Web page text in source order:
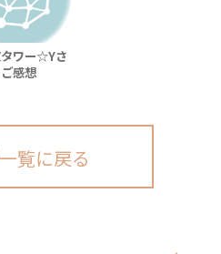
ワー☆Yさ
感想
覧に戻る